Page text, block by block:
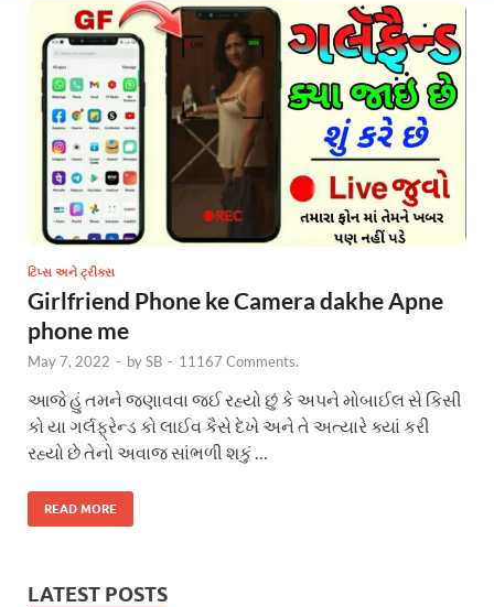
ટિપ્સ અને ટ્રીક્સ
Girlfriend Phone ke Camera dakhe Apne
phone me
May 7, 2022 - bySB - 11167 Comments.
આજે હું તમને જણાવવા જઈ રહ્યો છું કે અપને મોબાઈલ સે કિસી
કો યા ગર્લફ્રેન્ડ કો લાઈવ કૈસે દેખે અને તે અત્યારે ક્યાં કરી
રહ્યો છે તેનો અવાજ સાંભળી શકું …
READ MORE
LATEST POSTS